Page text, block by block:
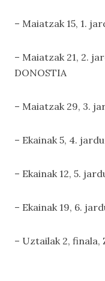
– Maiatzak 15, 1.
– Maiatzak 21, 2.
DONOSTIA
– Maiatzak 29, 3.
– Ekainak 5, 4.
– Ekainak 12, 5.
– Ekainak 19, 6.
– Uztailak 2,